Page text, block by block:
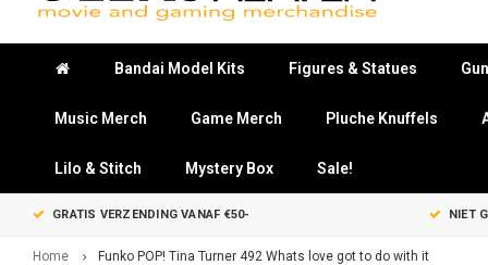
Bandai Model Kits Figures & Statues
Music Merch Game Merch Pluche Knuffels
Lilo & Stitch Mystery Box Sale!
GRATIS VERZENDING VANAF €50- NIET
Home Funko POP! Tina Turner 492 Whats love got to do with it